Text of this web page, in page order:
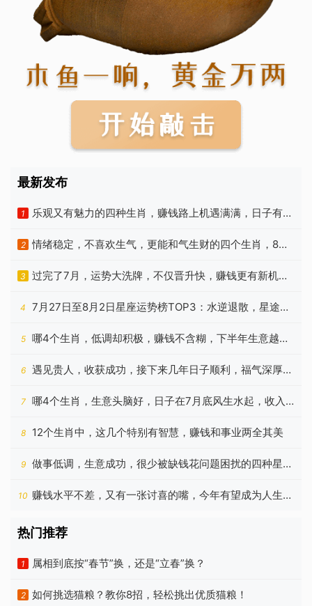
最新发布
1
乐观又有魅力的四种生肖，赚钱路上机遇满满，日子有福
气
2
情绪稳定，不喜欢生气，更能和气生财的四个生肖，8月
有望翻身
3
过完了7月，运势大洗牌，不仅晋升快，赚钱更有新机遇
的星座
4
7月27日至8月2日星座运势榜TOP3：水逆退散，星途重
启
5
哪4个生肖，低调却积极，赚钱不含糊，下半年生意越做
越顺
6
遇见贵人，收获成功，接下来几年日子顺利，福气深厚的
生肖
7
哪4个生肖，生意头脑好，日子在7月底风生水起，收入
增加
8 12个生肖中，这几个特别有智慧，赚钱和事业两全其美
9
做事低调，生意成功，很少被缺钱花问题困扰的四种星座
是谁？
10 赚钱水平不差，又有一张讨喜的嘴，今年有望成为人生赢
热门推荐
1 属相到底按“春节”换，还是“立春”换？
2 如何挑选猫粮？教你8招，轻松挑出优质猫粮！